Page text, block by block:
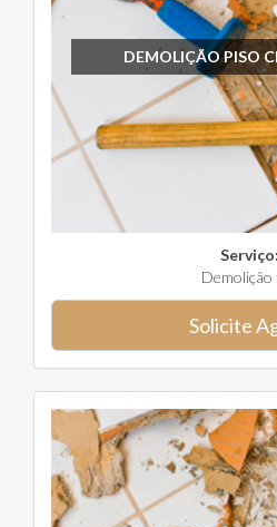
DEMOLIÇÃO PISO
Serviço:
Demolição
Solicite